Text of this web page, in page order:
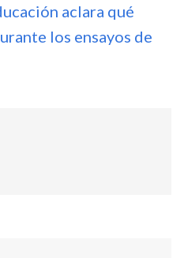
aclara qué
los ensayos de